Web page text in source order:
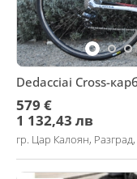
Dedacciai Cross-
579 €
1 132,43 лв
гр. Цар Калоян,